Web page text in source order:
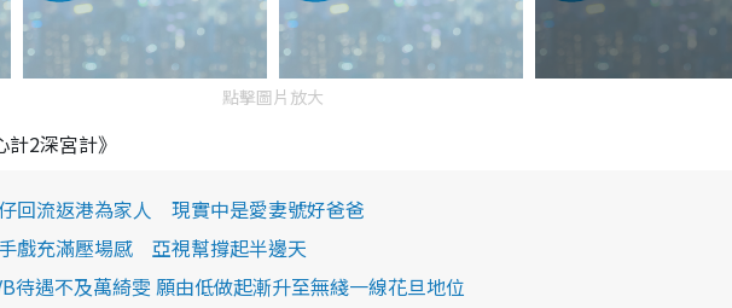
點擊圖片放大
計2深宮計》
仔回流返港為家人 現實中是愛妻號好爸爸
戲充滿壓場感 亞視幫撐起半邊天
待遇不及萬綺雯 願由低做起漸升至無綫一線花旦地位